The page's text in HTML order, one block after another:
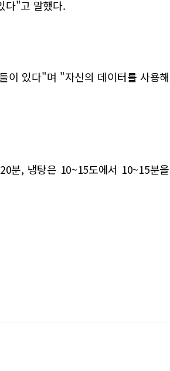
다"고 말했다.
이 있다"며 "자신의 데이터를 사용해
분, 냉탕은 10~15도에서 10~15분을